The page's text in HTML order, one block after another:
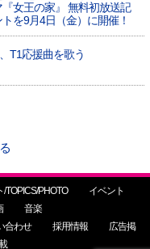
女王の家』 無料初放送記
を9月4日（金）に開催！
T1応援曲を歌う
TOPICS/PHOTO
イベント
音楽
合わせ 採用情報
広告掲